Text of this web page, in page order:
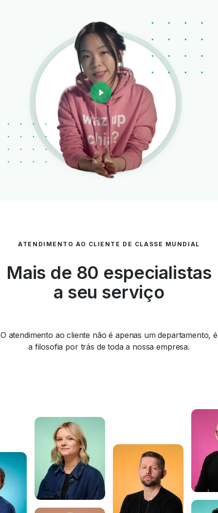
ATENDIMENTO AO CLIENTE DE CLASSE MUNDIAL
Mais de 80 especialistas
a seu serviço
O atendimento ao cliente não é apenas um departamento, é
a filosofia por trás de toda a nossa empresa.